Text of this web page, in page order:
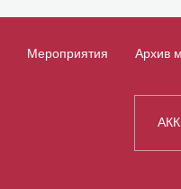
Мероприятия Архив